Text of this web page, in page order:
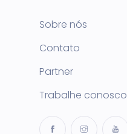
Sobre nós
Contato
Partner
Trabalhe conosco